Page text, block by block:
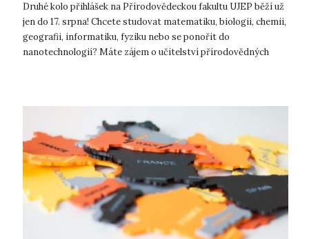
Druhé kolo přihlášek na Přírodovědeckou fakultu UJEP běží už
jen do 17. srpna! Chcete studovat matematiku, biologii, chemii,
geografii, informatiku, fyziku nebo se ponořit do
nanotechnologií? Máte zájem o učitelství přírodovědných